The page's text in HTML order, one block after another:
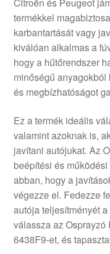
Panasz
Panaszkezelési
Pénztár
Rólunk
Saját fiókom
Szállítás
Szállítás világszerte
Szekér
termékkel
karbantartását vagy
kiválóan alkalmas a
hogy a hűtőrendszer
minőségű
és megbízhatóságot
Ez a termék ideális
valamint azoknak is,
javítani autójukat. Az
beépítési és
abban, hogy a
végezze el. Fedezze
autója teljesítményét
válassza az
6438F9-et, és